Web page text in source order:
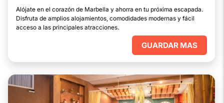
Alójate en el corazón de Marbella y ahorra en tu próxima escapada.
Disfruta de amplios alojamientos, comodidades modernas y fácil
acceso a las principales atracciones.
GUARDAR MAS